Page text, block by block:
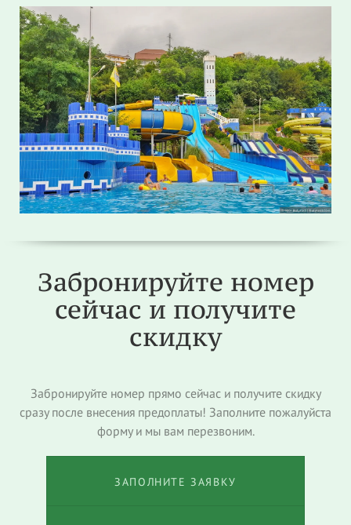
Забронируйте номер
сейчас и получите
скидку
Забронируйте номер прямо сейчас и получите скидку
сразу после внесения предоплаты! Заполните пожалуйста
форму и мы вам перезвоним.
ЗАПОЛНИТЕ ЗАЯВКУ